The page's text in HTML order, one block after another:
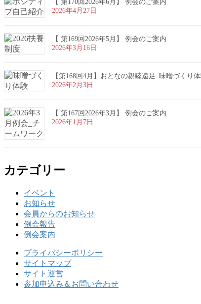
【 第170回2026年6月】 例会のご案内
2026年4月27日
【 第169回2026年5月】 例会のご案内
2026年3月16日
【第168回4月】おとなの親睦遠足_味噌づくり
2026年2月3日
【 第167回2026年3月】 例会のご案内
2026年1月7日
カテゴリー
イベント
お知らせ
会員からのお知らせ
例会報告
例会案内
プライバシーポリシー
サイトマップ
サイト運営
参加申込み＆お問い合わせ